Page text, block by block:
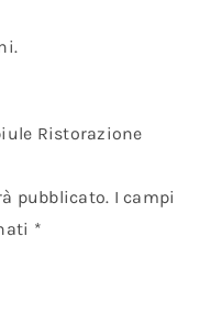
Ristorazione
pubblicato. I campi
*